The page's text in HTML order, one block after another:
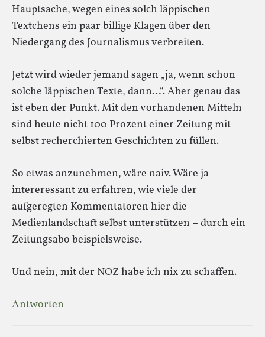
Hauptsache, wegen eines solch läppischen
Textchens ein paar billige Klagen über den
Niedergang des Journalismus verbreiten.
Jetzt wird wieder jemand sagen „ja, wenn schon
solche läppischen Texte, dann…“. Aber genau das
ist eben der Punkt. Mit den vorhandenen Mitteln
sind heute nicht 100 Prozent einer Zeitung mit
selbst recherchierten Geschichten zu füllen.
So etwas anzunehmen, wäre naiv. Wäre ja
intereressant zu erfahren, wie viele der
aufgeregten Kommentatoren hier die
Medienlandschaft selbst unterstützen – durch ein
Zeitungsabo beispielsweise.
Und nein, mit der NOZ habe ich nix zu schaffen.
Antworten